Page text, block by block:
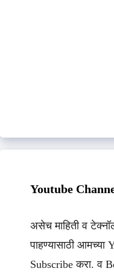
Youtube
असेच माहिती व
पाहण्यासाठी आमच्या
Subscribe करा. व